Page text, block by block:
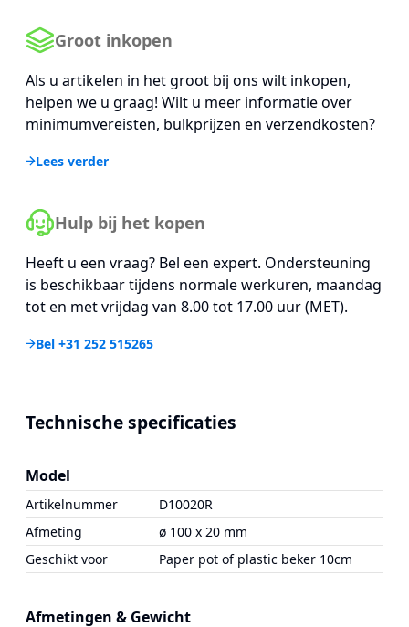
Groot inkopen
Als u artikelen in het groot bij ons wilt inkopen,
helpen we u graag! Wilt u meer informatie over
minimumvereisten, bulkprijzen en verzendkosten?
Lees verder
Hulp bij het kopen
Heeft u een vraag? Bel een expert. Ondersteuning
is beschikbaar tijdens normale werkuren, maandag
tot en met vrijdag van 8.00 tot 17.00 uur (MET).
Bel +31 252 515265
Technische specificaties
Model
Artikelnummer
D10020R
Afmeting
ø 100 x 20 mm
Geschikt voor
Paper pot of plastic beker 10cm
Afmetingen & Gewicht